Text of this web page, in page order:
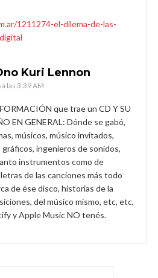
1211274-el-dilema-de-las-
Kuri Lennon
las 3:39 AM
que trae un CD Y SU
EN GENERAL: Dónde se gabó,
músicos, músico invitados,
ingenieros de sonidos,
instrumentos como de
de las canciones más todo
de ése disco, historias de la
del músico mismo, etc, etc,
y Apple Music NO tenés.